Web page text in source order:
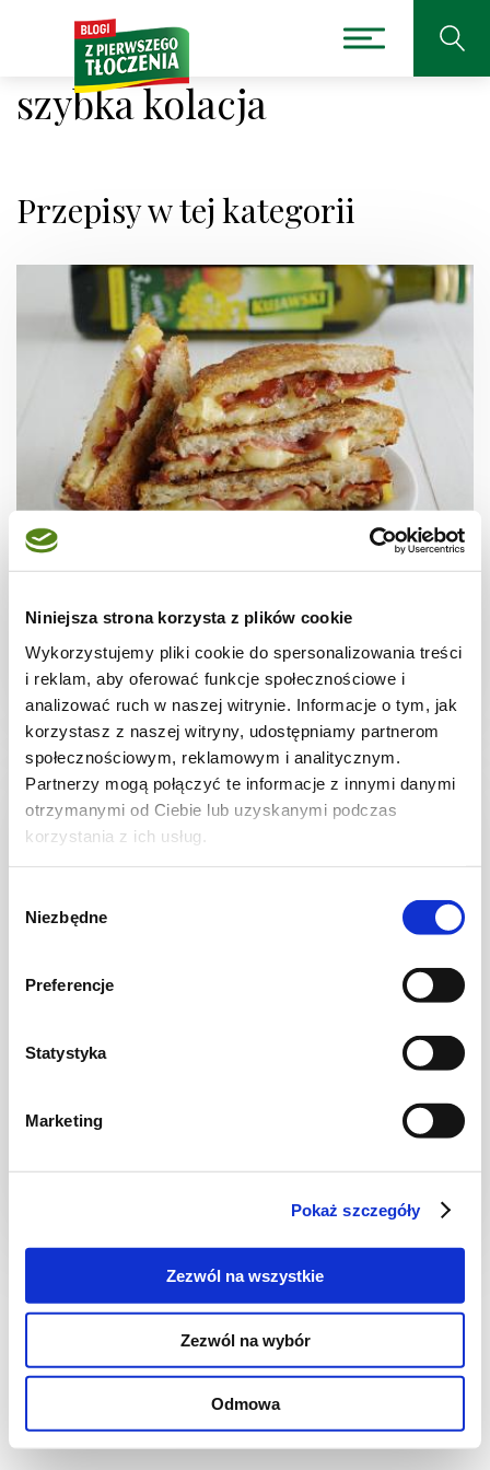
Niniejsza strona korzysta z plików cookie
Wykorzystujemy pliki cookie do spersonalizowania treści
i reklam, aby oferować funkcje społecznościowe i
analizować ruch w naszej witrynie. Informacje o tym, jak
korzystasz z naszej witryny, udostępniamy partnerom
społecznościowym, reklamowym i analitycznym.
Partnerzy mogą połączyć te informacje z innymi danymi
otrzymanymi od Ciebie lub uzyskanymi podczas
korzystania z ich usług.
zgody
Niezbędne
Preferencje
Statystyka
Marketing
Pokaż szczegóły
Zezwól na wszystkie
Zezwól na wybór
Odmowa
szybka kolacja
Przepisy w tej kategorii
PRZEKĄSKI
Kanapki z patelni z szynką i serem
15 min. 805 kcal 2
KUCHNIA HISZPAŃSKA
1009 kcal 2